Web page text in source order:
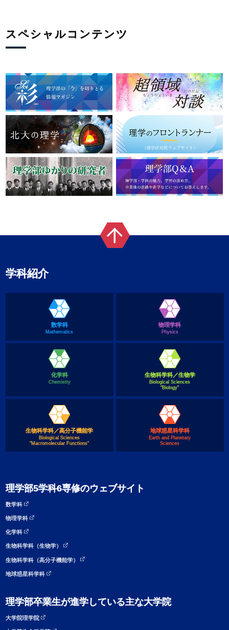
スペシャルコンテンツ
学科紹介
数学科
Mathematics
物理学科
Physics
化学科
Chemistry
生物科学科／生物学
Biological Sciences
"Biology"
生物科学科／高分子機能学
Biological Sciences
"Macromolecular Functions"
地球惑星科学科
Earth and Planetary
Sciences
理学部5学科6専修のウェブサイト
数学科
物理学科
化学科
生物科学科（生物学）
生物科学科（高分子機能学）
地球惑星科学科
理学部卒業生が進学している主な大学院
大学院理学院